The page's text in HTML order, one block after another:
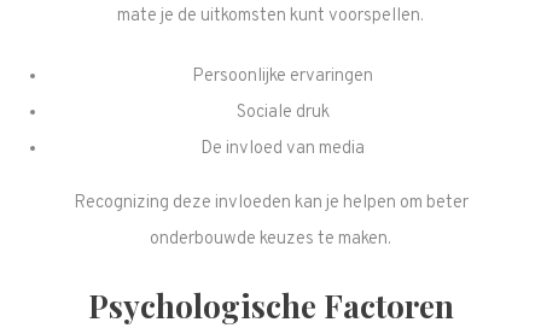
mate je de uitkomsten kunt voorspellen.
Persoonlijke ervaringen
Sociale druk
De invloed van media
Recognizing deze invloeden kan je helpen om beter
onderbouwde keuzes te maken.
Psychologische Factoren